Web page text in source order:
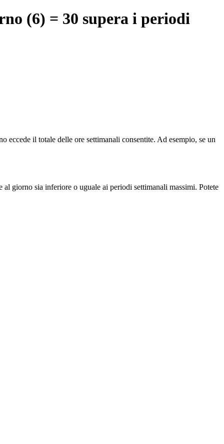
(6) = 30 supera i periodi
il totale delle ore settimanali consentite. Ad esempio, se un
giorno sia inferiore o uguale ai periodi settimanali massimi. Potete